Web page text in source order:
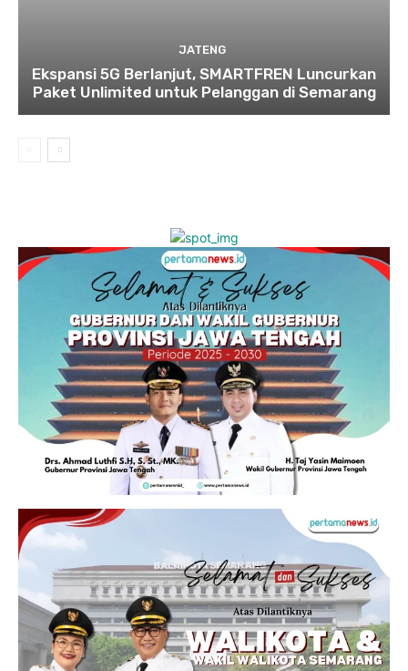
JATENG
Ekspansi 5G Berlanjut, SMARTFREN Luncurkan
Paket Unlimited untuk Pelanggan di Semarang